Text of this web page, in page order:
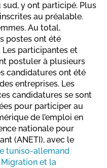
sud, y ont participé. Plus
au préalable.
Au total,
postes ont été
participantes et
postuler à plusieurs
candidatures ont été
entreprises. Les
candidatures se sont
pour participer au
de l’emploi en
nationale pour
(ANETI), avec le
tuniso-allemand
Migration et la